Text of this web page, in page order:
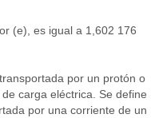
(e), es igual a 1,602 176
por un protón o
carga eléctrica. Se define
por una corriente de un